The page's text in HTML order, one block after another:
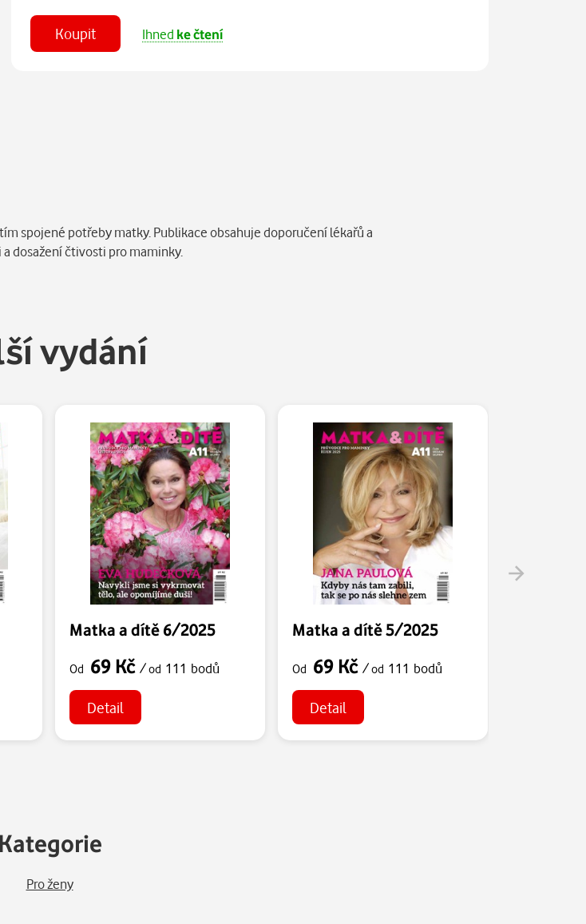
Koupit Ihned ke čtení
spojené potřeby matky. Publikace obsahuje doporučení lékařů a
dosažení čtivosti pro maminky.
vydání
Matka a dítě 6/2025
Od 69 Kč/od 111 bodů
Detail
Matka a dítě 5/2025
Od 69 Kč/od 111 bodů
Detail
Kategorie
Pro ženy